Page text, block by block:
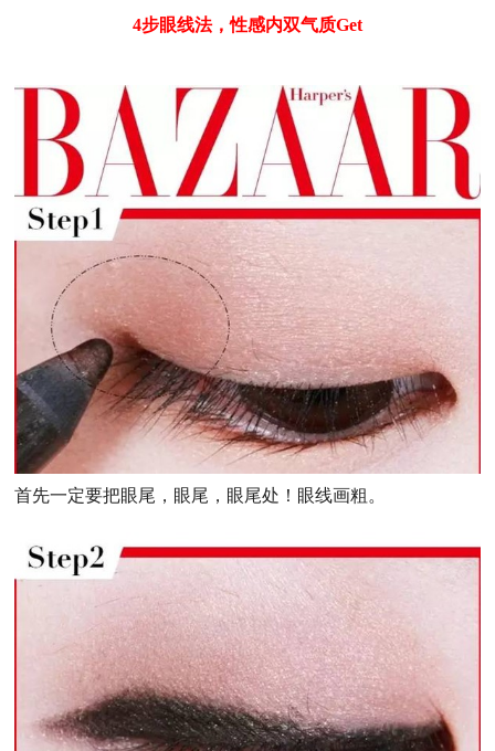
4步眼线法，性感内双气质Get
首先一定要把眼尾，眼尾，眼尾处！眼线画粗。